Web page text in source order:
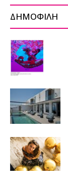
ΔΗΜΟΦΙΛΗ